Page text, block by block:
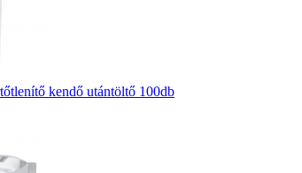
kendő utántöltő 100db